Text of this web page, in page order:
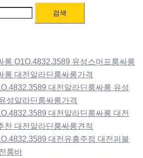
롱 O1O.4832.3589 유성스머프룸싸롱
롱 대전알라딘룸싸롱가격
대전알라딘룸싸롱 유성
성알라딘룸싸롱가격
대전알라딘룸싸롱 대전
천 대전알라딘룸싸롱견적
대전유흥주점 대전퍼블
룸바